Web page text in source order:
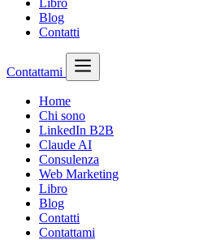
Libro
Blog
Contatti
Contattami
Home
Chi sono
LinkedIn B2B
Claude AI
Consulenza
Web Marketing
Libro
Blog
Contatti
Contattami